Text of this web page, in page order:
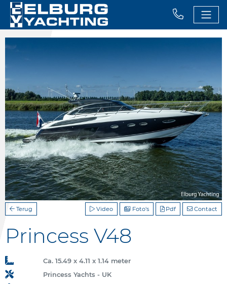
Terug Contact
Pdf
Foto's
Video
Princess V48
Ca. 15.49 x 4.11 x 1.14 meter
Princess Yachts - UK